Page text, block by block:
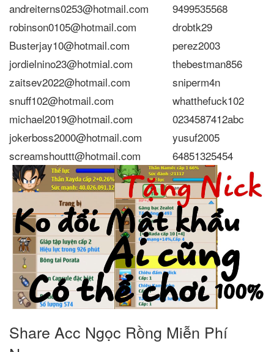
andreiterns0253@hotmail.com
9499535568
robinson0105@hotmail.com
drobtk29
Busterjay10@hotmail.com
perez2003
jordielnino23@hotmial.com
thebestman856
zaitsev2022@hotmail.com
sniperm4n
snuff102@hotmail.com
whatthefuck102
michael2019@hotmail.com
0234587412abc
jokerboss2000@hotmail.com
yusuf2005
screamshouttt@hotmail.com
64851325454
Share Acc Ngọc Rồng Miễn Phí